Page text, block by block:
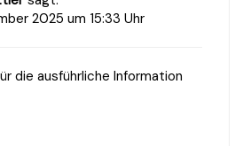
2025 um 15:33 Uhr
die ausführliche Information